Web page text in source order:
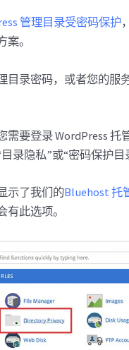
管理目录受密码保护
。
目录密码，或者您的服
需要登录 WordPress 托
录隐私”或“密码保护目
示了我们的Bluehost 托
有此选项。